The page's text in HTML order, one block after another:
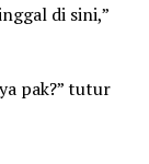
di sini,”
pak?” tutur